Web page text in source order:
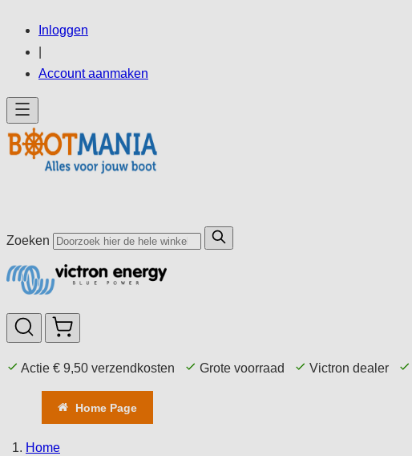
de
inhoud
Inloggen
Account aanmaken
Zoeken
Actie € 9,50 verzendkosten Grote voorraad Victron dealer
Home Page
Home